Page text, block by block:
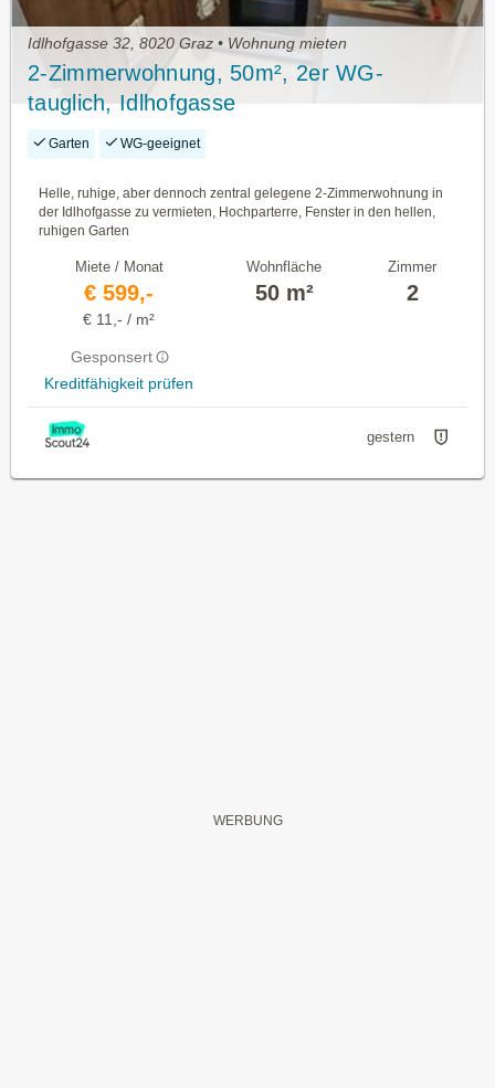
Idlhofgasse 32, 8020 Graz • Wohnung mieten
2-Zimmerwohnung, 50m², 2er WG-
tauglich, Idlhofgasse
Garten WG-geeignet
Helle, ruhige, aber dennoch zentral gelegene 2-Zimmerwohnung in
der Idlhofgasse zu vermieten, Hochparterre, Fenster in den hellen,
ruhigen Garten
Miete / Monat
€ 599,-
€ 11,- / m²
Gesponsert
Kreditfähigkeit prüfen
Wohnfläche
50 m²
Zimmer
2
gestern